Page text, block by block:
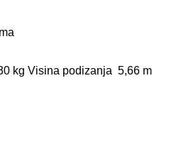
kg Visina podizanja 5,66 m